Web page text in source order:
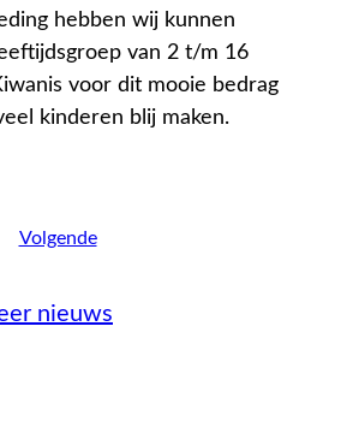
hebben wij kunnen
van 2 t/m 16
voor dit mooie bedrag
kinderen blij maken.
Volgende
nieuws